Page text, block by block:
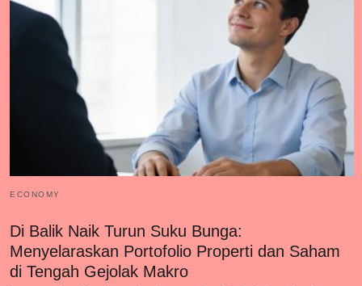
ECONOMY
Di Balik Naik Turun Suku Bunga:
Menyelaraskan Portofolio Properti dan Saham
di Tengah Gejolak Makro